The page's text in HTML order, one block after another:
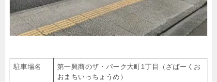
駐車場名
第一興商のザ・パーク大町1丁目（ざぱーくお
おまちいっちょうめ）